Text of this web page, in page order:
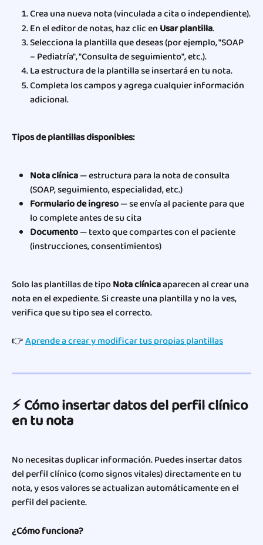
Crea una nueva nota (vinculada a cita o independiente).
En el editor de notas, haz clic en Usar plantilla.
Selecciona la plantilla que deseas (por ejemplo, "SOAP
– Pediatría", "Consulta de seguimiento", etc.).
La estructura de la plantilla se insertará en tu nota.
Completa los campos y agrega cualquier información
adicional.
Tipos de plantillas disponibles:
Nota clínica — estructura para la nota de consulta
(SOAP, seguimiento, especialidad, etc.)
Formulario de ingreso — se envía al paciente para que
lo complete antes de su cita
Documento — texto que compartes con el paciente
(instrucciones, consentimientos)
Solo las plantillas de tipo Nota clínica aparecen al crear una
nota en el expediente. Si creaste una plantilla y no la ves,
verifica que su tipo sea el correcto.
👉 Aprende a crear y modificar tus propias plantillas
⚡ Cómo insertar datos del perfil clínico
en tu nota
No necesitas duplicar información. Puedes insertar datos
del perfil clínico (como signos vitales) directamente en tu
nota, y esos valores se actualizan automáticamente en el
perfil del paciente.
¿Cómo funciona?